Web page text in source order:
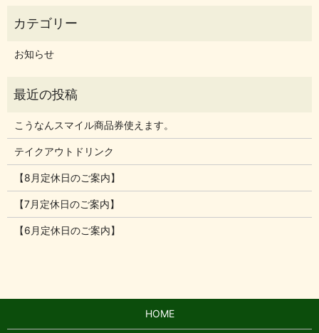
お知らせ
こうなんスマイル商品券使えます。
テイクアウトドリンク
【8月定休日のご案内】
【7月定休日のご案内】
【6月定休日のご案内】
HOME